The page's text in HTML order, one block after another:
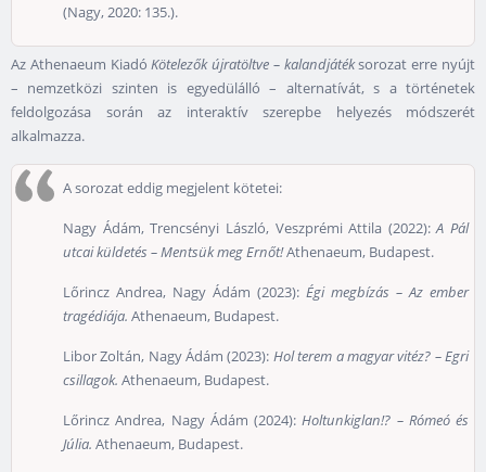
(Nagy, 2020: 135.).
Az Athenaeum KiadóKötelezők újratöltve – kalandjátéksorozat erre nyújt
– nemzetközi szinten is egyedülálló – alternatívát, s a történetek
feldolgozása során az interaktív szerepbe helyezés módszerét
alkalmazza.
A sorozat eddig megjelent kötetei:
Nagy Ádám, Trencsényi László, Veszprémi Attila (2022):A Pál
utcai küldetés – Mentsük meg Ernőt!Athenaeum, Budapest.
Lőrincz Andrea, Nagy Ádám (2023): Égi megbízás – Az ember
tragédiája. Athenaeum, Budapest.
Libor Zoltán, Nagy Ádám (2023): Hol terem a magyar vitéz? – Egri
csillagok. Athenaeum, Budapest.
Lőrincz Andrea, Nagy Ádám (2024):Holtunkiglan!? – Rómeó és
Júlia. Athenaeum, Budapest.